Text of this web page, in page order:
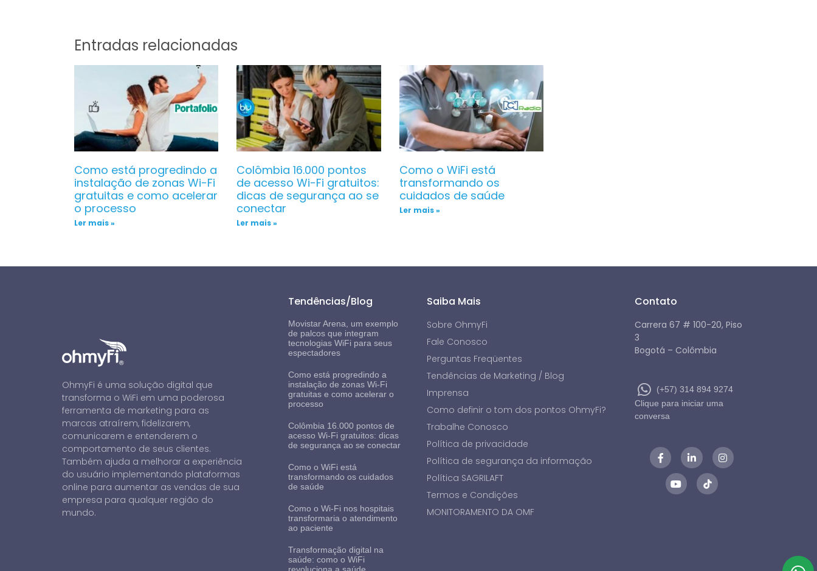
Entradas relacionadas
Como está progredindo a
instalação de zonas Wi-Fi
gratuitas e como acelerar
o processo
Ler mais »
Colômbia 16.000 pontos
de acesso Wi-Fi gratuitos:
dicas de segurança ao se
conectar
Ler mais »
Como o WiFi está
transformando os
cuidados de saúde
Ler mais »
OhmyFi é uma solução digital que
transforma o WiFi em uma poderosa
ferramenta de marketing para as
marcas atraírem, fidelizarem,
comunicarem e entenderem o
comportamento de seus clientes.
Também ajuda a melhorar a experiência
do usuário implementando plataformas
online para aumentar as vendas de sua
empresa para qualquer região do
mundo.
Tendências/Blog
Movistar Arena, um exemplo
de palcos que integram
tecnologias WiFi para seus
espectadores
Como está progredindo a
instalação de zonas Wi-Fi
gratuitas e como acelerar o
processo
Colômbia 16.000 pontos de
acesso Wi-Fi gratuitos: dicas
de segurança ao se conectar
Como o WiFi está
transformando os cuidados
de saúde
Como o Wi-Fi nos hospitais
transformaria o atendimento
ao paciente
Transformação digital na
saúde: como o WiFi
Saiba Mais
Sobre OhmyFi
Fale Conosco
Perguntas Freqüentes
Tendências de Marketing / Blog
Imprensa
Como definir o tom dos pontos OhmyFi?
Trabalhe Conosco
Política de privacidade
Política de segurança da informação
Política SAGRILAFT
Termos e Condições
MONITORAMENTO DA OMF
Contato
Carrera 67 # 100-20, Piso
3
Bogotá – Colômbia
(+57) 314 894 9274
Clique para iniciar uma
conversa